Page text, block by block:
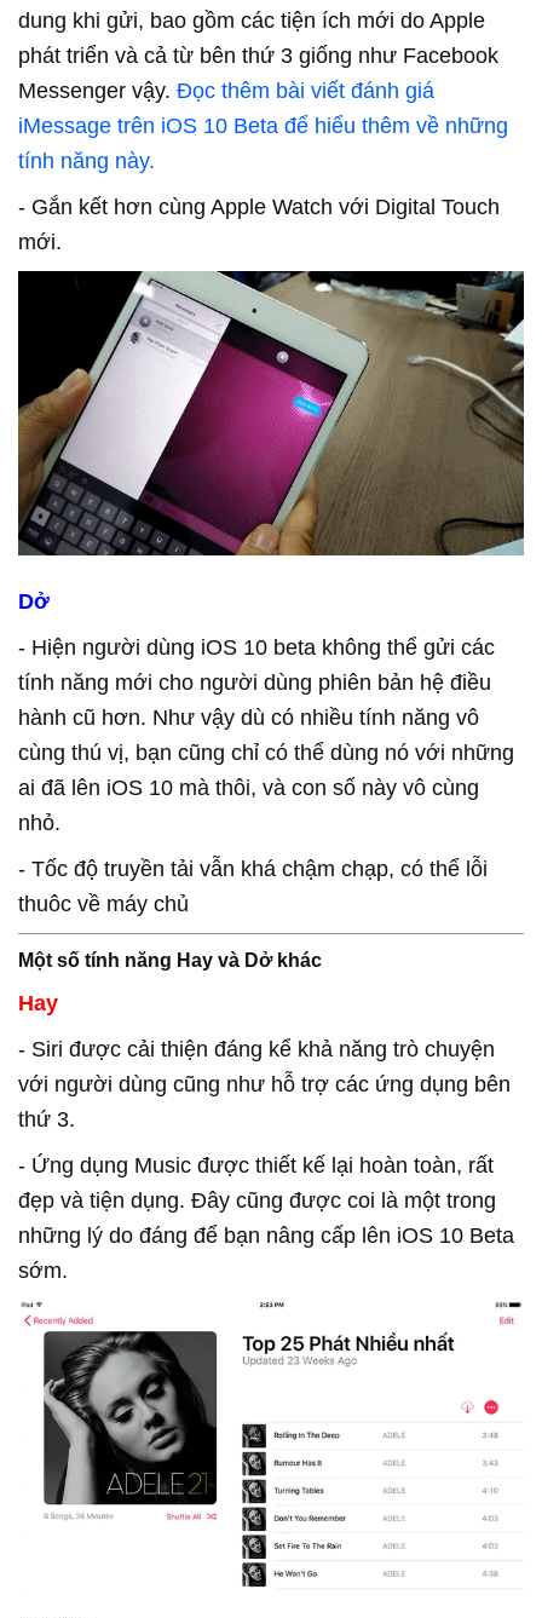
dung khi gửi, bao gồm các tiện ích mới do Apple
phát triển và cả từ bên thứ 3 giống như Facebook
Messenger vậy. Đọc thêm bài viết đánh giá
iMessage trên iOS 10 Beta để hiểu thêm về những
tính năng này.
- Gắn kết hơn cùng Apple Watch với Digital Touch
mới.
Dở
- Hiện người dùng iOS 10 beta không thể gửi các
tính năng mới cho người dùng phiên bản hệ điều
hành cũ hơn. Như vậy dù có nhiều tính năng vô
cùng thú vị, bạn cũng chỉ có thể dùng nó với những
ai đã lên iOS 10 mà thôi, và con số này vô cùng
nhỏ.
- Tốc độ truyền tải vẫn khá chậm chạp, có thể lỗi
thuôc về máy chủ
Một số tính năng Hay và Dở khác
Hay
- Siri được cải thiện đáng kể khả năng trò chuyện
với người dùng cũng như hỗ trợ các ứng dụng bên
thứ 3.
- Ứng dụng Music được thiết kế lại hoàn toàn, rất
đẹp và tiện dụng. Đây cũng được coi là một trong
những lý do đáng để bạn nâng cấp lên iOS 10 Beta
sớm.